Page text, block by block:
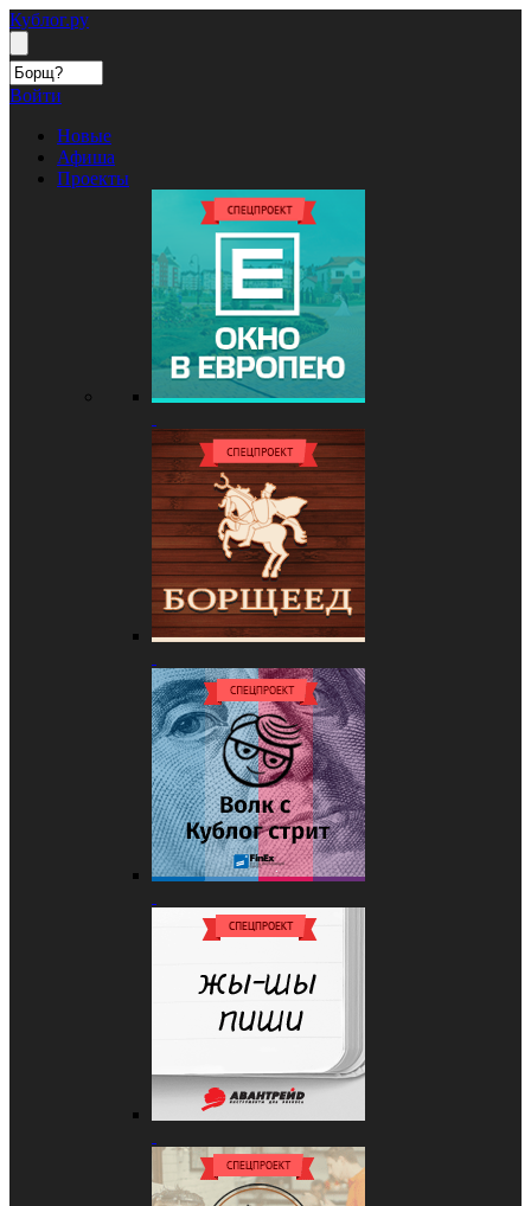
Кублог.ру
Войти
Новые
Афиша
Проекты